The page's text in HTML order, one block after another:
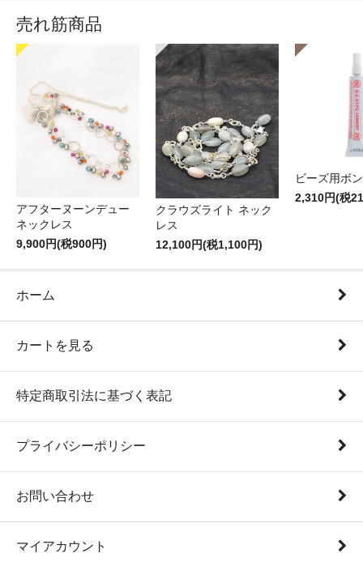
売れ筋商品
アフターヌーンデュー
ネックレス
9,900円(税900円)
クラウズライト ネック
レス
12,100円(税1,100円)
ビーズ用ボ
2,310円(税
ホーム
カートを見る
特定商取引法に基づく表記
プライバシーポリシー
お問い合わせ
マイアカウント